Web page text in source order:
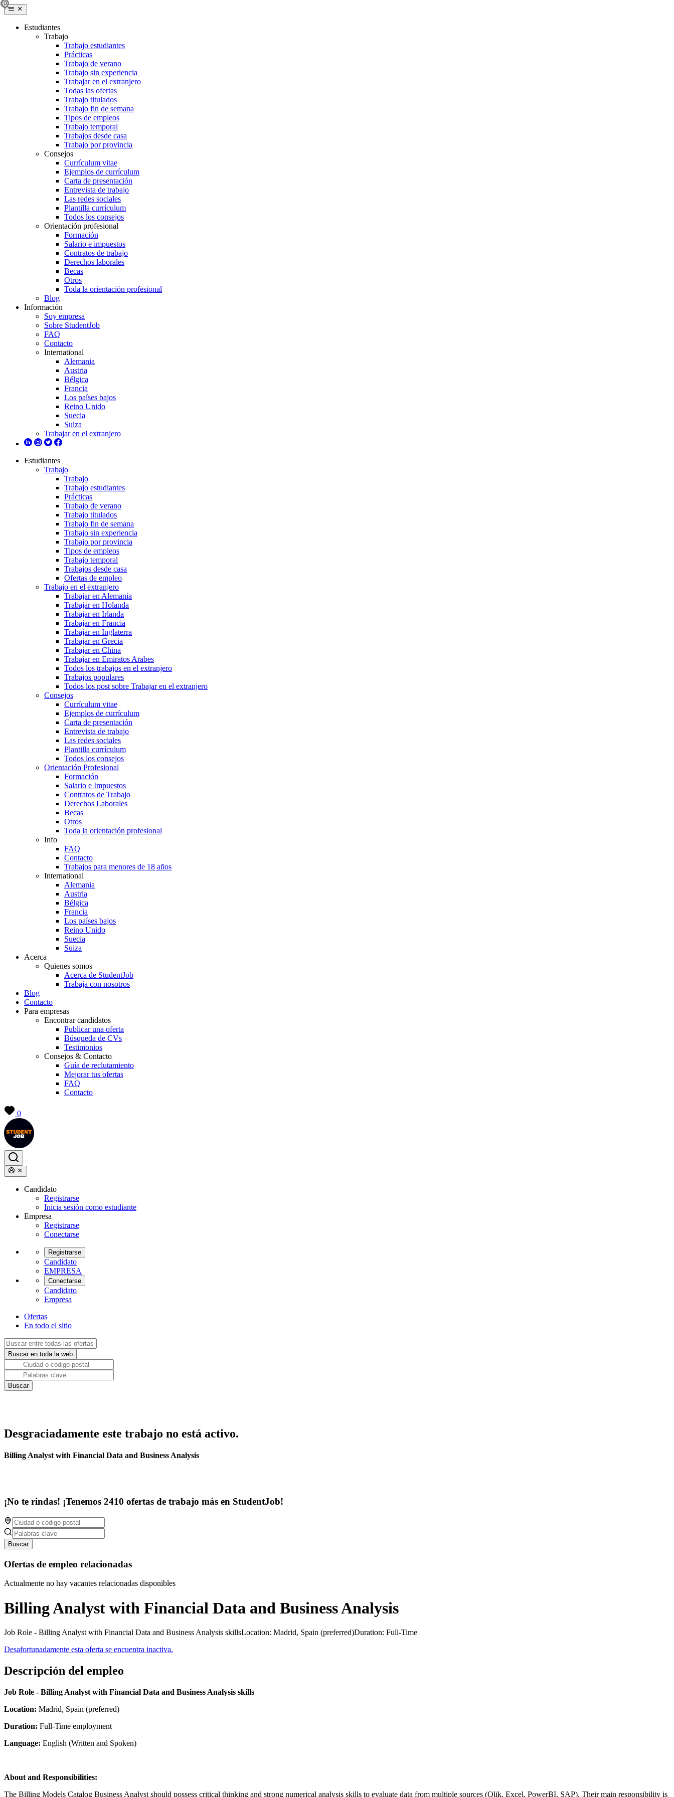
Estudiantes
Trabajo
Trabajo estudiantes
Prácticas
Trabajo de verano
Trabajo sin experiencia
Trabajar en el extranjero
Todas las ofertas
Trabajo titulados
Trabajo fin de semana
Tipos de empleos
Trabajo temporal
Trabajos desde casa
Trabajo por provincia
Consejos
Currículum vitae
Ejemplos de currículum
Carta de presentación
Entrevista de trabajo
Las redes sociales
Plantilla currículum
Todos los consejos
Orientación profesional
Formación
Salario e impuestos
Contratos de trabajo
Derechos laborales
Becas
Otros
Toda la orientación profesional
Blog
Información
Soy empresa
Sobre StudentJob
FAQ
Contacto
International
Alemania
Austria
Bélgica
Francia
Los países bajos
Reino Unido
Suecia
Suiza
Trabajar en el extranjero
Estudiantes
Trabajo
Trabajo
Trabajo estudiantes
Prácticas
Trabajo de verano
Trabajo titulados
Trabajo fin de semana
Trabajo sin experiencia
Trabajo por provincia
Tipos de empleos
Trabajo temporal
Trabajos desde casa
Ofertas de empleo
Trabajo en el extranjero
Trabajar en Alemania
Trabajar en Holanda
Trabajar en Irlanda
Trabajar en Francia
Trabajar en Inglaterra
Trabajar en Grecia
Trabajar en China
Trabajar en Emiratos Arabes
Todos los trabajos en el extranjero
Trabajos populares
Todos los post sobre Trabajar en el extranjero
Consejos
Currículum vitae
Ejemplos de currículum
Carta de presentación
Entrevista de trabajo
Las redes sociales
Plantilla currículum
Todos los consejos
Orientación Profesional
Formación
Salario e Impuestos
Contratos de Trabajo
Derechos Laborales
Becas
Otros
Toda la orientación profesional
Info
FAQ
Contacto
Trabajos para menores de 18 años
International
Alemania
Austria
Bélgica
Francia
Los países bajos
Reino Unido
Suecia
Suiza
Acerca
Quienes somos
Acerca de StudentJob
Trabaja con nosotros
Blog
Contacto
Para empresas
Encontrar candidatos
Publicar una oferta
Búsqueda de CVs
Testimonios
Consejos & Contacto
Guía de reclutamiento
Mejorar tus ofertas
FAQ
Contacto
0
Candidato
Registrarse
Inicia sesión como estudiante
Empresa
Registrarse
Conectarse
Registrarse
Candidato
EMPRESA
Conectarse
Candidato
Empresa
Ofertas
En todo el sitio
Desgraciadamente este trabajo no está activo.
Billing Analyst with Financial Data and Business Analysis
¡No te rindas! ¡Tenemos 2410 ofertas de trabajo más en StudentJob!
Buscar
Ofertas de empleo relacionadas
Actualmente no hay vacantes relacionadas disponibles
Billing Analyst with Financial Data and Business Analysis
Job Role - Billing Analyst with Financial Data and Business Analysis skillsLocation: Madrid, Spain (preferred)Duration: Full-Time
Desafortunadamente esta oferta se encuentra inactiva.
Descripción del empleo
Job Role - Billing Analyst with Financial Data and Business Analysis skills
Location: Madrid, Spain (preferred)
Duration: Full-Time employment
Language: English (Written and Spoken)
About and Responsibilities:
The Billing Models Catalog Business Analyst should possess critical thinking and strong numerical analysis skills to evaluate data from multiple sources (Qlik, Excel, PowerBI, SAP). Their main responsibility is